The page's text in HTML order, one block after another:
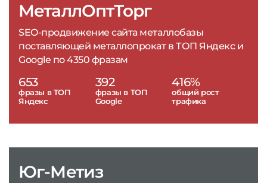
МеталлОптТорг
SEO-продвижение сайта металлобазы
поставляющей металлопрокат в ТОП Яндекс и
Google по 4350 фразам
653
фразы в ТОП
Яндекс
392
фразы в ТОП
Google
416%
общий рост
трафика
Юг-Метиз